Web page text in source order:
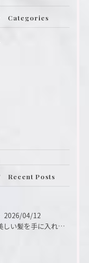
Categories
Recent Posts
2026/04/12
美しい髪を手に入れるための鍵は、ヘアサロンの選択にあります。